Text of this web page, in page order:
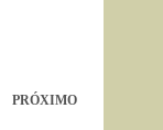
PRÓXIMO